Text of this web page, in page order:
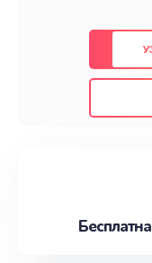
предлагаем
также
проведенных
наилучшим